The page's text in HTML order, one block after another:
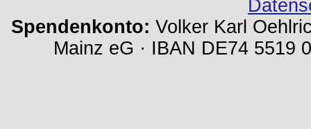
Spendenkonto: Volker Karl
Mainz eG · IBAN DE74 5519